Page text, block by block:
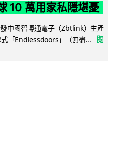
10 萬用家私隱堪憂
中國智博通電子（Zbtlink）生產
「Endlessdoors」（無盡...
閱